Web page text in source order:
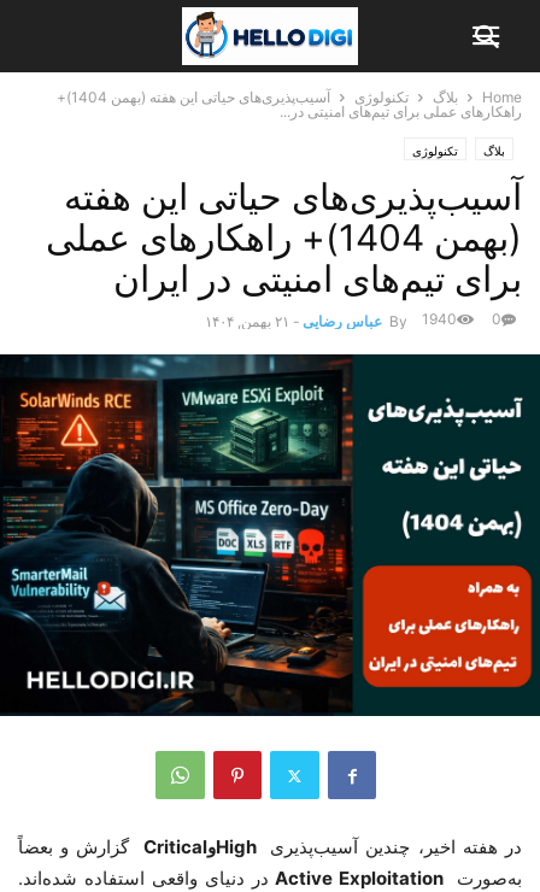
Home بلاگ تکنولوژی
آسیب‌پذیری‌های حیاتی این هفته (بهمن 1404)+
راهکارهای عملی برای تیم‌های امنیتی در...
بلاگ تکنولوژی
آسیب‌پذیری‌های حیاتی این هفته
(بهمن 1404)+ راهکارهای عملی
برای تیم‌های امنیتی در ایران
By عباس رضایی - ۲۱ بهمن, ۱۴۰۴ 0
1940
در هفته اخیر، چندین آسیب‌پذیری HighوCritical گزارش و بعضاً
به‌صورت
Active Exploitationدر دنیای واقعی استفاده شده‌اند.